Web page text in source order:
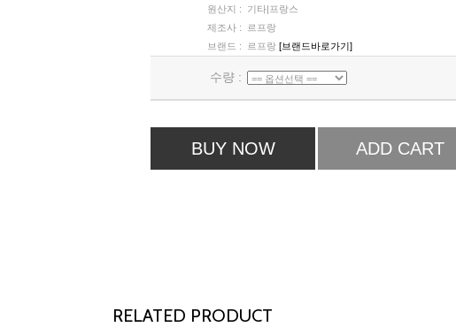
원산지 :
기타|프랑스
제조사 :
르프랑
브랜드 :
르프랑 [브랜드바로가기]
수량 :
BUY NOW ADD CART
RELATED PRODUCT